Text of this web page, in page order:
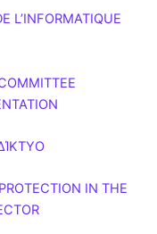
L’INFORMATIQUE
IN THE